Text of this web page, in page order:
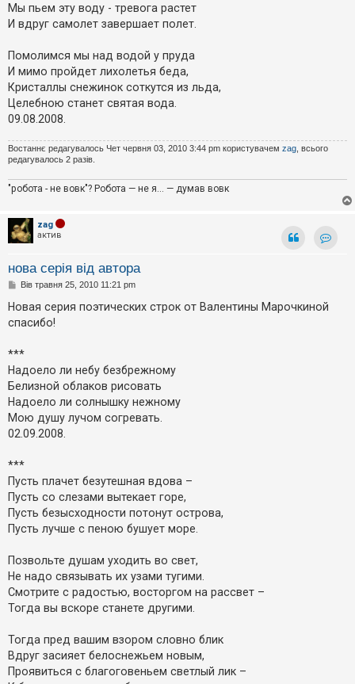
Мы пьем эту воду - тревога растет
И вдруг самолет завершает полет.
Помолимся мы над водой у пруда
И мимо пройдет лихолетья беда,
Кристаллы снежинок соткутся из льда,
Целебною станет святая вода.
09.08.2008.
Востаннє редагувалось Чет червня 03, 2010 3:44 pm користувачем zag , всього
редагувалось 2 разів.
"робота - не вовк"? Робота — не я... — думав вовк
zag
актив
нова серія від автора
П
в
д
л
е
н
н
Вів травня 25, 2010 11:21 pm
Новая серия поэтических строк от Валентины Марочкиной
спасибо!
***
Надоело ли небу безбрежному
Белизной облаков рисовать
Надоело ли солнышку нежному
Мою душу лучом согревать.
02.09.2008.
***
Пусть плачет безутешная вдова –
Пусть со слезами вытекает горе,
Пусть безысходности потонут острова,
Пусть лучше с пеною бушует море.
Позвольте душам уходить во свет,
Не надо связывать их узами тугими.
Смотрите с радостью, восторгом на рассвет –
Тогда вы вскоре станете другими.
Тогда пред вашим взором словно блик
Вдруг засияет белоснежьем новым,
Проявиться с благоговеньем светлый лик –